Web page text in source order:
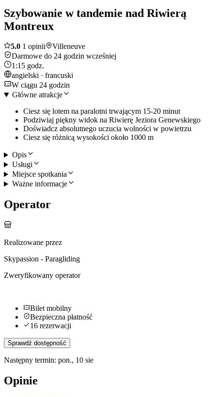
Szybowanie w tandemie nad Riwierą
Montreux
5.0 1 opinii
Villeneuve
Darmowe do 24 godzin wcześniej
1:15 godz.
angielski · francuski
W ciągu 24 godzin
Główne atrakcje
Ciesz się lotem na paralotni trwającym 15-20 minut
Podziwiaj piękny widok na Riwierę Jeziora Genewskiego
Doświadcz absolutnego uczucia wolności w powietrzu
Ciesz się różnicą wysokości około 1000 m
Opis
Usługi
Miejsce spotkania
Ważne informacje
Operator
Realizowane przez
Skypassion - Paragliding
Zweryfikowany operator
Bilet mobilny
Bezpieczna płatność
16 rezerwacji
Sprawdź dostępność
Następny termin: pon., 10 sie
Opinie